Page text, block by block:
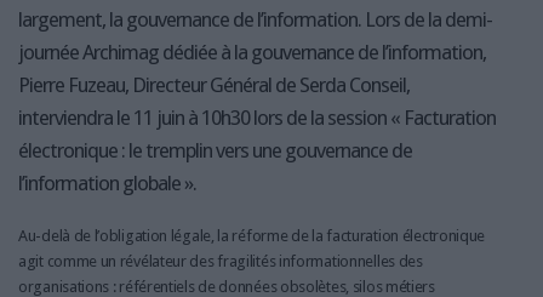
largement, la gouvernance de l’information. Lors de la demi-
journée Archimag dédiée à la gouvernance de l’information,
Pierre Fuzeau, Directeur Général de Serda Conseil,
interviendra le 11 juin à 10h30 lors de la session « Facturation
électronique : le tremplin vers une gouvernance de
l’information globale ».
Au-delà de l’obligation légale, la réforme de la facturation électronique
agit comme un révélateur des fragilités informationnelles des
organisations : référentiels de données obsolètes, silos métiers